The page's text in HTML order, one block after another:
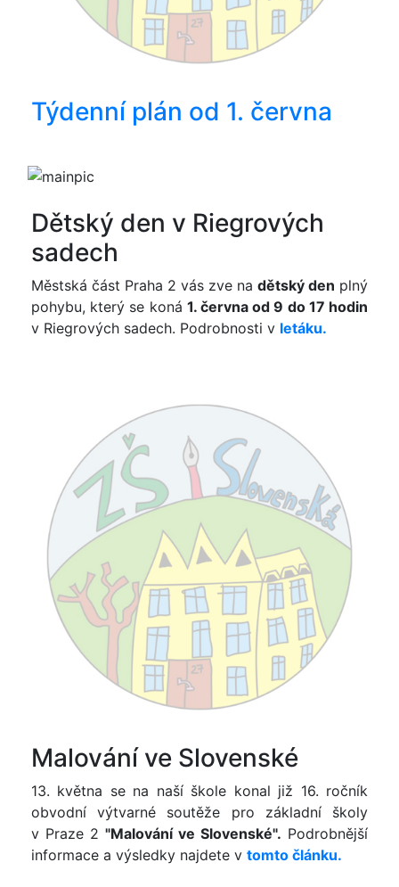
Týdenní plán od 1. června
Dětský den v Riegrových
sadech
Městská část Praha 2 vás zve na dětský den plný
pohybu, který se koná 1. června od 9 do 17 hodin
v Riegrových sadech. Podrobnosti v letáku.
Malování ve Slovenské
13. května se na naší škole konal již 16. ročník
obvodní výtvarné soutěže pro základní školy
v Praze 2 "Malování ve Slovenské". Podrobnější
informace a výsledky najdete v tomto článku.